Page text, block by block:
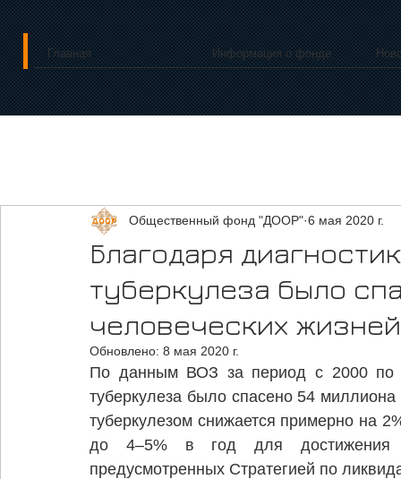
Главная Информация о фонде
Благодаря
туберкулеза было
человеческих
Общественный фонд "ДООР" 6 мая 2020 г.
Обновлено: 8 мая 2020 г.
По данным ВОЗ за период с 2000 по
туберкулеза было спасено 54 миллиона
туберкулезом снижается примерно на
до 4–5% в год для достижения
предусмотренных Стратегией по